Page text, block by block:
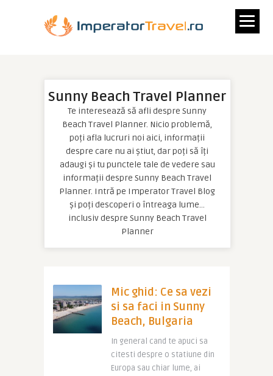
Sunny Beach Travel Planner
Te interesează să afli despre Sunny
Beach Travel Planner. Nicio problemă,
poți afla lucruri noi aici, informații
despre care nu ai știut, dar poți să îți
adaugi și tu punctele tale de vedere sau
informații despre Sunny Beach Travel
Planner. Intră pe Imperator Travel Blog
și poți descoperi o întreaga lume…
inclusiv despre Sunny Beach Travel
Planner
Mic ghid: Ce sa vezi
si sa faci in Sunny
Beach, Bulgaria
In general cand te apuci sa
citesti despre o statiune din
Europa sau chiar lume, ai